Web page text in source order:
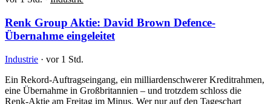
Renk Group Aktie: David Brown Defence-
Übernahme eingeleitet
Industrie · vor 1 Std.
Ein Rekord-Auftragseingang, ein milliardenschwerer Kreditrahmen,
eine Übernahme in Großbritannien – und trotzdem schloss die
Renk-Aktie am Freitag im Minus. Wer nur auf den Tageschart